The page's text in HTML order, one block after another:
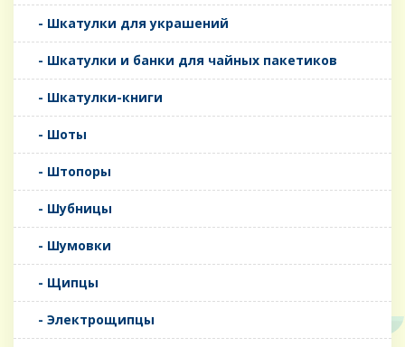
- Шкатулки для украшений
- Шкатулки и банки для чайных пакетиков
- Шкатулки-книги
- Шоты
- Штопоры
- Шубницы
- Шумовки
- Щипцы
- Электрощипцы